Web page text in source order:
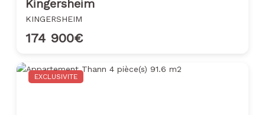
Kingersheim
KINGERSHEIM
174 900€
EXCLUSIVITE